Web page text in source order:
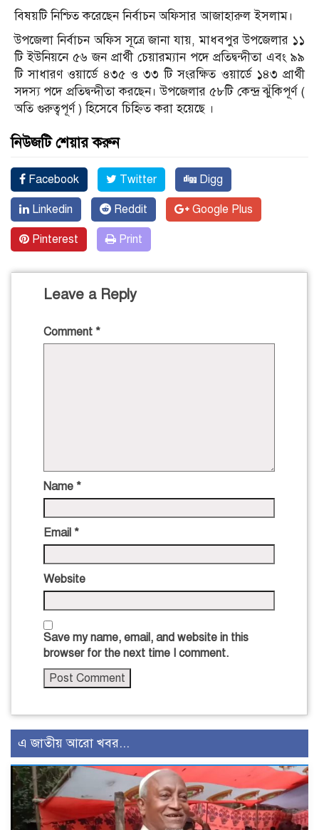
বিষয়টি নিশ্চিত করেছেন নির্বাচন অফিসার আজাহারুল ইসলাম।
উপজেলা নির্বাচন অফিস সূত্রে জানা যায়, মাধবপুর উপজেলার ১১
টি ইউনিয়নে ৫৬ জন প্রার্থী চেয়ারম্যান পদে প্রতিদ্বন্দীতা এবং ৯৯
টি সাধারণ ওয়ার্ডে ৪৩৫ ও ৩৩ টি সংরক্ষিত ওয়ার্ডে ১৪৩ প্রার্থী
সদস্য পদে প্রতিদ্বন্দীতা করছেন। উপজেলার ৫৮টি কেন্দ্র ঝুঁকিপূর্ণ (
অতি গুরুত্বপূর্ণ ) হিসেবে চিহ্নিত করা হয়েছে ।
নিউজটি শেয়ার করুন
Facebook Twitter Digg
Linkedin Reddit Google Plus
Pinterest Print
Leave a Reply
Comment *
Name *
Email *
Website
Save my name, email, and website in this
browser for the next time I comment.
এ জাতীয় আরো খবর...